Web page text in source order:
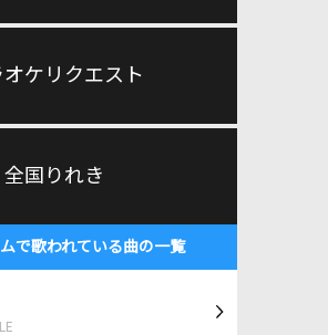
オケリクエスト
全国りれき
で歌われている曲の一覧